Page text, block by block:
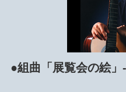
●組曲「展覧会の絵